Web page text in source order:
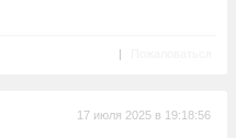
|
17 июля 2025 в 19:18:56